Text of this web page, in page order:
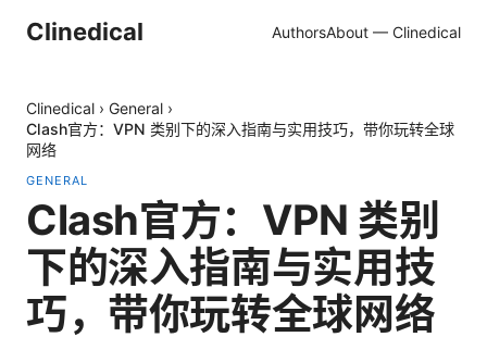
Clinedical AuthorsAbout — Clinedical
Clinedical › General ›
Clash官方：VPN 类别下的深入指南与实用技巧，带你玩转全球
网络
GENERAL
Clash官方：VPN 类别
下的深入指南与实用技
巧，带你玩转全球网络